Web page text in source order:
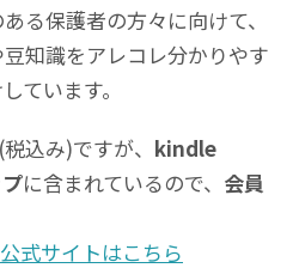
る保護者の方々に向けて、
知識をアレコレ分かりやす
ています。
込み)ですが、 kindle
に含まれているので、 会員
式サイトはこちら